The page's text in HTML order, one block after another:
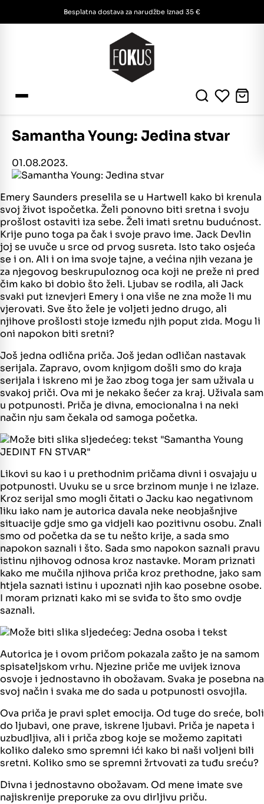
Besplatna dostava za narudžbe iznad 35 €
Samantha Young: Jedina stvar
01.08.2023.
Emery Saunders preselila se u Hartwell kako bi krenula
svoj život ispočetka. Želi ponovno biti sretna i svoju
prošlost ostaviti iza sebe. Želi imati sretnu budućnost.
Krije puno toga pa čak i svoje pravo ime. Jack Devlin
joj se uvuče u srce od prvog susreta. Isto tako osjeća
se i on. Ali i on ima svoje tajne, a većina njih vezana je
za njegovog beskrupuloznog oca koji ne preže ni pred
čim kako bi dobio što želi. Ljubav se rodila, ali Jack
svaki put iznevjeri Emery i ona više ne zna može li mu
vjerovati. Sve što žele je voljeti jedno drugo, ali
njihove prošlosti stoje između njih poput zida. Mogu li
oni napokon biti sretni?
Još jedna odlična priča. Još jedan odličan nastavak
serijala. Zapravo, ovom knjigom došli smo do kraja
serijala i iskreno mi je žao zbog toga jer sam uživala u
svakoj priči. Ova mi je nekako šećer za kraj. Uživala sam
u potpunosti. Priča je divna, emocionalna i na neki
način nju sam čekala od samoga početka.
Likovi su kao i u prethodnim pričama divni i osvajaju u
potpunosti. Uvuku se u srce brzinom munje i ne izlaze.
Kroz serijal smo mogli čitati o Jacku kao negativnom
liku iako nam je autorica davala neke neobjašnjive
situacije gdje smo ga vidjeli kao pozitivnu osobu. Znali
smo od početka da se tu nešto krije, a sada smo
napokon saznali i što. Sada smo napokon saznali pravu
istinu njihovog odnosa kroz nastavke. Moram priznati
kako me mučila njihova priča kroz prethodne, jako sam
htjela saznati istinu i upoznati njih kao posebne osobe.
I moram priznati kako mi se sviđa to što smo ovdje
saznali.
Autorica je i ovom pričom pokazala zašto je na samom
spisateljskom vrhu. Njezine priče me uvijek iznova
osvoje i jednostavno ih obožavam. Svaka je posebna na
svoj način i svaka me do sada u potpunosti osvojila.
Ova priča je pravi splet emocija. Od tuge do sreće, boli
do ljubavi, one prave, iskrene ljubavi. Priča je napeta i
uzbudljiva, ali i priča zbog koje se možemo zapitati
koliko daleko smo spremni ići kako bi naši voljeni bili
sretni. Koliko smo se spremni žrtvovati za tuđu sreću?
Divna i jednostavno obožavam. Od mene imate sve
najiskrenije preporuke za ovu dirljivu priču.